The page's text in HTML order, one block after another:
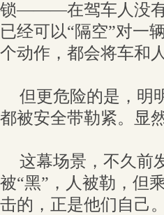
锁———在驾车人没有
已经可以“隔空”对一
个动作，都会将车和
但更危险的是，明
都被安全带勒紧。显
这幕场景，不久前
被“黑”，人被勒，但
击的，正是他们自己